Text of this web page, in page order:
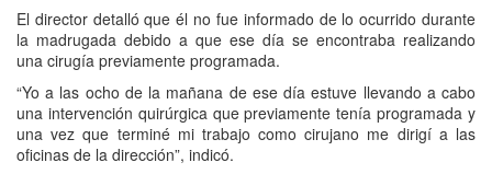
El director detalló que él no fue informado de lo ocurrido durante
la madrugada debido a que ese día se encontraba realizando
una cirugía previamente programada.
“Yo a las ocho de la mañana de ese día estuve llevando a cabo
una intervención quirúrgica que previamente tenía programada y
una vez que terminé mi trabajo como cirujano me dirigí a las
oficinas de la dirección”, indicó.